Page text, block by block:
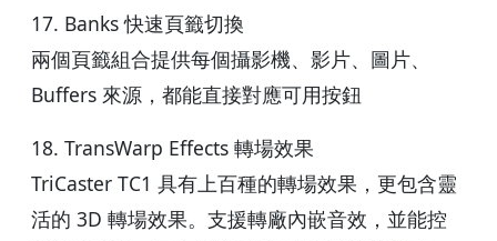
17. Banks 快速頁籤切換
兩個頁籤組合提供每個攝影機、影片、圖片、
Buffers 來源，都能直接對應可用按鈕
18. TransWarp Effects 轉場效果
TriCaster TC1 具有上百種的轉場效果，更包含靈
活的 3D 轉場效果。支援轉廠內嵌音效，並能控